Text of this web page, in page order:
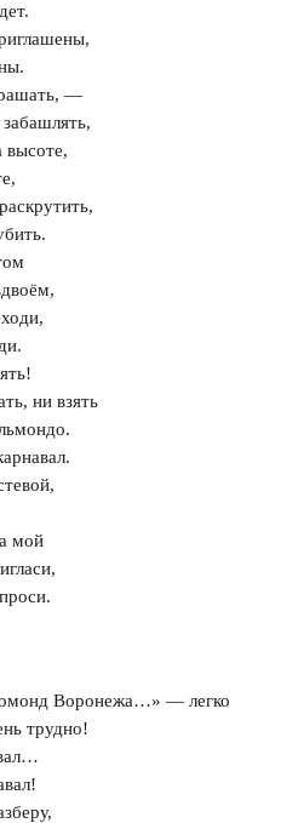
—
ни взять
мой
Воронежа…» — легко
трудно!